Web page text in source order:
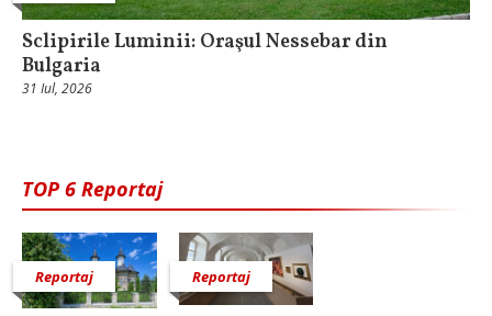
Sclipirile Luminii: Oraşul Nessebar din
Bulgaria
31 Iul, 2026
TOP 6 Reportaj
Reportaj Reportaj